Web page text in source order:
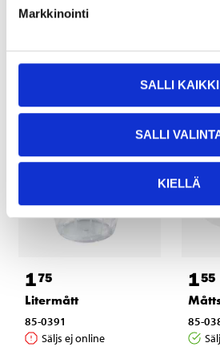
Markkinointi
SALLI KAIKKI
SALLI
KIELLÄ
Andra kunder
175
Litermått
85-0391
Säljs ej online
155
85-